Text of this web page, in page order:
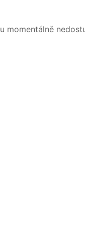
momentálně